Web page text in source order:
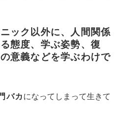
ック以外に、人間関係
態度、学ぶ姿勢、復
意義などを学ぶわけで
バカ になってしまって生きて